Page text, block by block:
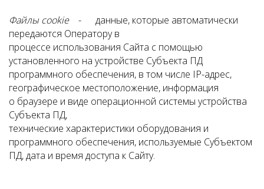
Файлы cookie- данные, которые автоматически
передаются Оператору в
процессе использования Сайта с помощью
установленного на устройстве Субъекта ПД
программного обеспечения, в том числе IP-адрес,
географическое местоположение, информация
о браузере и виде операционной системы устройства
Субъекта ПД,
технические характеристики оборудования и
программного обеспечения, используемые Субъектом
ПД, дата и время доступа к Сайту.